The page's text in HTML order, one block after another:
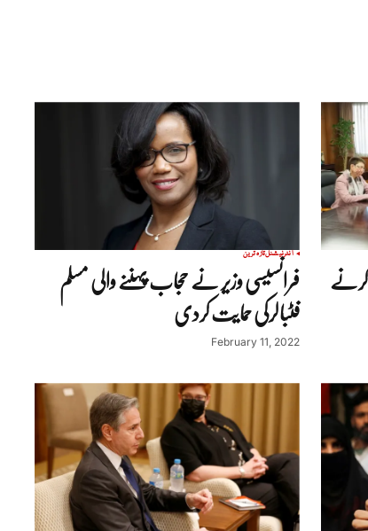
انٹرنیشنلتازہ ترین
فرانسیسی وزیر نے حجاب پہننے والی مسلم
فٹبالرکی حمایت کردی
February 11, 2022